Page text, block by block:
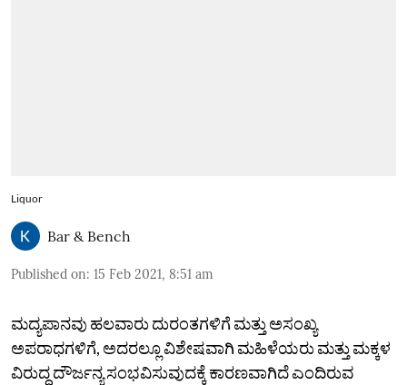
Liquor
Bar & Bench
Published on: 15 Feb 2021, 8:51 am
ಮದ್ಯಪಾನವು ಹಲವಾರು ದುರಂತಗಳಿಗೆ ಮತ್ತು ಅಸಂಖ್ಯ
ಅಪರಾಧಗಳಿಗೆ, ಅದರಲ್ಲೂ ವಿಶೇಷವಾಗಿ ಮಹಿಳೆಯರು ಮತ್ತು ಮಕ್ಕಳ
ವಿರುದ್ಧ ದೌರ್ಜನ್ಯ ಸಂಭವಿಸುವುದಕ್ಕೆ ಕಾರಣವಾಗಿದೆ ಎಂದಿರುವ